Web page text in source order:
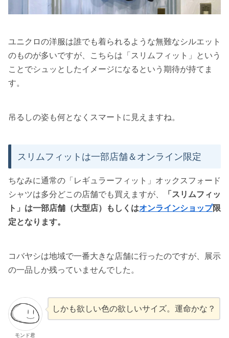
ユニクロの洋服は誰でも着られるような無難なシルエット
のものが多いですが、こちらは 「スリムフィット」
という
ことでシュッとしたイメージになるという期待が持てま
す。
吊るしの姿も何となくスマートに見えますね。
スリムフィットは一部店舗＆オンライン限定
ちなみに通常の「レギュラーフィット」オックスフォード
シャツは多分どこの店舗でも買えますが、
「スリムフィッ
ト」は一部店舗（大型店）もしくはオンラインショップ限
定となります。
コバヤシは地域で一番大きな店舗に行ったのですが、展示
の一品しか残っていませんでした。
モンド君
しかも欲しい色の欲しいサイズ。運命かな？